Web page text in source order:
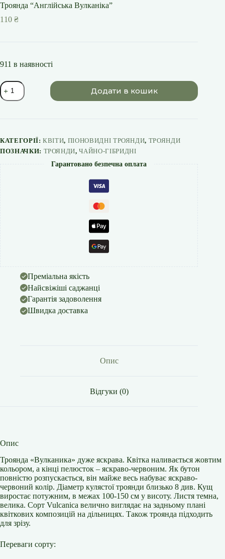
Троянда “Англійська Вулканіка”
110 ₴
911 в наявності
Троянда
"Англійська
Вулканіка"
Додати в кошик
КАТЕГОРІЇ:КВІТИ, ПІОНОВИДНІ ТРОЯНДИ, ТРОЯНДИ
ПОЗНАЧКИ: ТРОЯНДИ,ЧАЙНО-ГІБРИДНІ
Гарантовано безпечна оплата
Преміальна якість
Найсвіжіші саджанці
Гарантія задоволення
Швидка доставка
Опис
Відгуки (0)
Опис
Троянда «Вулканика» дуже яскрава. Квітка наливається жовтим
кольором, а кінці пелюсток – яскраво-червоним. Як бутон
повністю розпускається, він майже весь набуває яскраво-
червоний колір. Діаметр кулястої троянди близько 8 див. Кущ
виростає потужним, в межах 100-150 см у висоту. Листя темна,
велика. Сорт Vulcanica велично виглядає на задньому плані
квіткових композицій на дільницях. Також троянда підходить
для зрізу.
Переваги сорту: